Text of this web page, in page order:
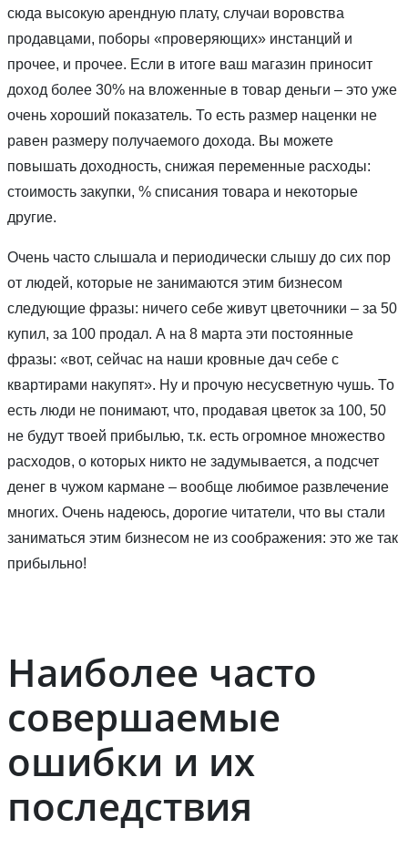
сюда высокую арендную плату, случаи воровства
продавцами, поборы «проверяющих» инстанций и
прочее, и прочее. Если в итоге ваш магазин приносит
доход более 30% на вложенные в товар деньги – это уже
очень хороший показатель. То есть размер наценки не
равен размеру получаемого дохода. Вы можете
повышать доходность, снижая переменные расходы:
стоимость закупки, % списания товара и некоторые
другие.
Очень часто слышала и периодически слышу до сих пор
от людей, которые не занимаются этим бизнесом
следующие фразы: ничего себе живут цветочники – за 50
купил, за 100 продал. А на 8 марта эти постоянные
фразы: «вот, сейчас на наши кровные дач себе с
квартирами накупят». Ну и прочую несусветную чушь. То
есть люди не понимают, что, продавая цветок за 100, 50
не будут твоей прибылью, т.к. есть огромное множество
расходов, о которых никто не задумывается, а подсчет
денег в чужом кармане – вообще любимое развлечение
многих. Очень надеюсь, дорогие читатели, что вы стали
заниматься этим бизнесом не из соображения: это же так
прибыльно!
Наиболее часто
совершаемые
ошибки и их
последствия